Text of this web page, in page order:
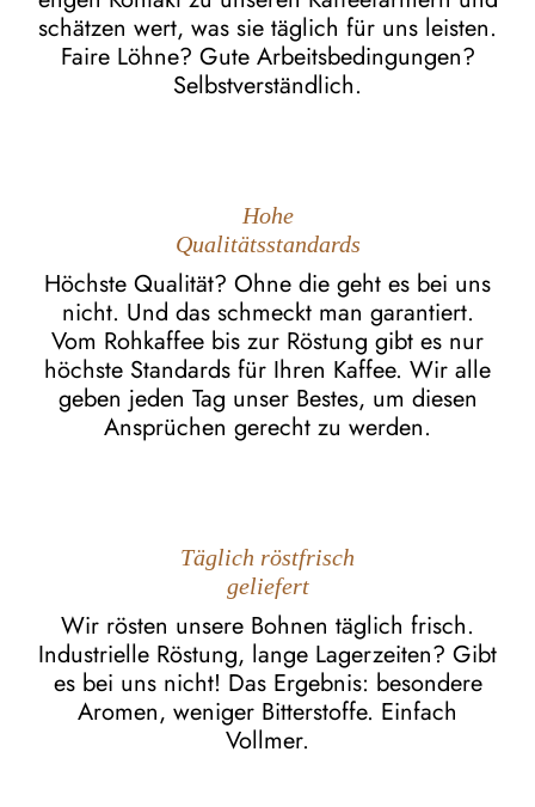
schätzen wert, was sie täglich für uns leisten.
Faire Löhne? Gute Arbeitsbedingungen?
Selbstverständlich.
Hohe
Qualitätsstandards
Höchste Qualität? Ohne die geht es bei uns
nicht. Und das schmeckt man garantiert.
Vom Rohkaffee bis zur Röstung gibt es nur
höchste Standards für Ihren Kaffee. Wir alle
geben jeden Tag unser Bestes, um diesen
Ansprüchen gerecht zu werden.
Täglich röstfrisch
geliefert
Wir rösten unsere Bohnen täglich frisch.
Industrielle Röstung, lange Lagerzeiten? Gibt
es bei uns nicht! Das Ergebnis: besondere
Aromen, weniger Bitterstoffe. Einfach
Vollmer.